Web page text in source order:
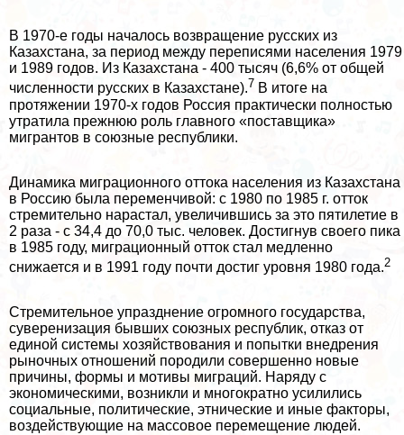
В 1970-е годы началось возвращение русских из
Казахстана, за период между переписями населения 1979
и 1989 годов. Из Казахстана - 400 тысяч (6,6% от общей
численности русских в Казахстане).7 В итоге на
протяжении 1970-х годов Россия пpaктически полностью
утратила прежнюю роль главного «поставщика»
мигрантов в союзные республики.
Динамика миграционного оттока населения из Казахстана
в Россию была переменчивой: с 1980 по 1985 г. отток
стремительно нарастал, увеличившись за это пятилетие в
2 раза - с 34,4 до 70,0 тыс. человек. Достигнув своего пика
в 1985 году, миграционный отток стал медленно
снижается и в 1991 году почти достиг уровня 1980 года.2
Стремительное упразднение огромного государства,
суверенизация бывших союзных республик, отказ от
единой системы хозяйствования и попытки внедрения
рыночных отношений породили совершенно новые
причины, формы и мотивы миграций. Наряду с
экономическими, возникли и многократно усилились
социальные, политические, этнические и иные факторы,
воздействующие на массовое перемещение людей.